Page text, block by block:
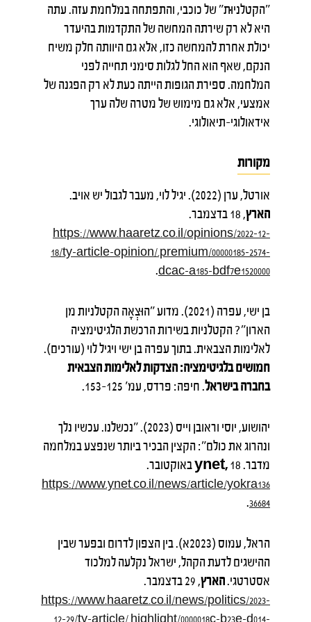
"הקטלניוּּת" של כוכבי, והתפתחה במלחמת עזה. עתה
היא לא רק שירתה המחשה של התקדמות בהיעדר
יכולת אחרת להמחשה כזו, אלא גם היוותה חלק משיח
הנקם, שאף הוא החל לגלות סימני תחייה לפני
המלחמה. ספירת הגופות הייתה כעת לא רק הפגנה של
אמצעי, אלא גם מימוש של מטרה שלה ערך
אידאולוגי-תיאולוגי.
מקורות
אורטל, ערן (2022). יגיל לוי, מעבר לגבול יש אויב.
הארץ, 18 בדצמבר.
https://www.haaretz.co.il/opinions/2022-12-
18/ty-article-opinion/.premium/00000185-2574-
dcac-a185-bdf7e1520000
.
בן ישי, עפרה (2021). מדוע "הוּצְאָה הקטלניות מן
הארון"? הקטלניות בשירות הרכשת הלגיטימציה
לאלימות הצבאית. בתוך עפרה בן ישי ויגיל לוי (עורכים).
חמושים בלגיטימציה: הצדקות לאלימות הצבאית
בחברה בישראל. חיפה: פרדס, עמ' 125–153.
יהושוע, יוסי וראובן וייס (2023). "נכשלנו. עכשיו נלך
ונהרוג את כולם": הקצין הבכיר ביותר שנפצע במלחמה
מדבר.
ynet,18 באוקטובר.
https://www.ynet.co.il/news/article/yokra136
36684
.
הראל, עמוס (2023א). בין הצפון לדרום ובפער שבין
ההישגים לדעת הקהל, ישראל נקלעה למלכוד
אסטרטגי.הארץ, 29 בדצמבר.
https://www.haaretz.co.il/news/politics/2023-
12-29/ty-article/.highlight/0000018c-b23e-d014-